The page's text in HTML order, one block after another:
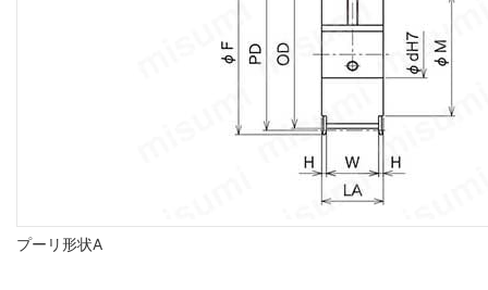
プーリ形状A